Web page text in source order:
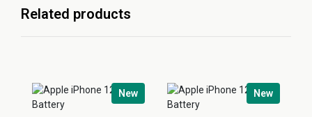
Related products
New New